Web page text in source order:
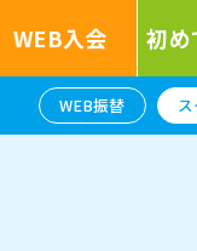
WEB入会 初
WEB振替